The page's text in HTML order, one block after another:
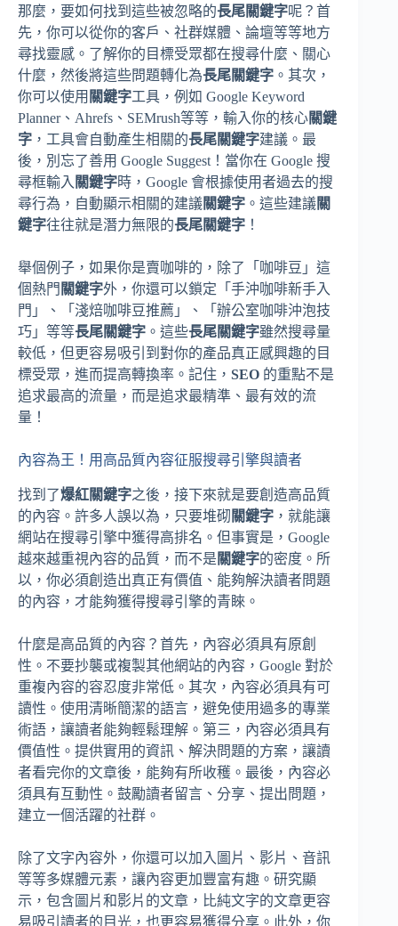
那麼，要如何找到這些被忽略的長尾關鍵字呢？首
先，你可以從你的客戶、社群媒體、論壇等等地方
尋找靈感。了解你的目標受眾都在搜尋什麼、關心
什麼，然後將這些問題轉化為長尾關鍵字 。其次，
你可以使用 關鍵字工具，例如 Google Keyword
Planner、Ahrefs、SEMrush等等，輸入你的核心關鍵
字 ，工具會自動產生相關的長尾關鍵字建議。最
後，別忘了善用 Google Suggest！當你在 Google 搜
尋框輸入 關鍵字時，Google 會根據使用者過去的搜
尋行為，自動顯示相關的建議關鍵字 。這些建議關
鍵字往往就是潛力無限的長尾關鍵字 ！
舉個例子，如果你是賣咖啡的，除了「咖啡豆」這
個熱門 關鍵字外，你還可以鎖定「手沖咖啡新手入
門」、「淺焙咖啡豆推薦」、「辦公室咖啡沖泡技
巧」等等長尾關鍵字 。這些長尾關鍵字雖然搜尋量
較低，但更容易吸引到對你的產品真正感興趣的目
標受眾，進而提高轉換率。記住， SEO 的重點不是
追求最高的流量，而是追求最精準、最有效的流
量！
內容為王！用高品質內容征服搜尋引擎與讀者
找到了爆紅關鍵字之後，接下來就是要創造高品質
的內容。許多人誤以為，只要堆砌 關鍵字 ，就能讓
網站在搜尋引擎中獲得高排名。但事實是，Google
越來越重視內容的品質，而不是 關鍵字的密度。所
以，你必須創造出真正有價值、能夠解決讀者問題
的內容，才能夠獲得搜尋引擎的青睞。
什麼是高品質的內容？首先，內容必須具有原創
性。不要抄襲或複製其他網站的內容，Google 對於
重複內容的容忍度非常低。其次，內容必須具有可
讀性。使用清晰簡潔的語言，避免使用過多的專業
術語，讓讀者能夠輕鬆理解。第三，內容必須具有
價值性。提供實用的資訊、解決問題的方案，讓讀
者看完你的文章後，能夠有所收穫。最後，內容必
須具有互動性。鼓勵讀者留言、分享、提出問題，
建立一個活躍的社群。
除了文字內容外，你還可以加入圖片、影片、音訊
等等多媒體元素，讓內容更加豐富有趣。研究顯
示，包含圖片和影片的文章，比純文字的文章更容
易吸引讀者的目光，也更容易獲得分享。此外，你